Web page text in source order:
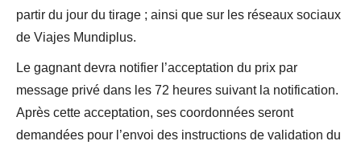
partir du jour du tirage ; ainsi que sur les réseaux sociaux
de Viajes Mundiplus.
Le gagnant devra notifier l’acceptation du prix par
message privé dans les 72 heures suivant la notification.
Après cette acceptation, ses coordonnées seront
demandées pour l’envoi des instructions de validation du